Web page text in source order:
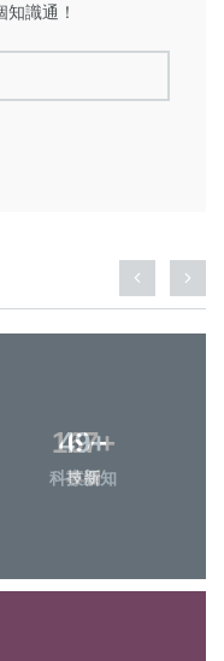
識通！
49+
科技新知